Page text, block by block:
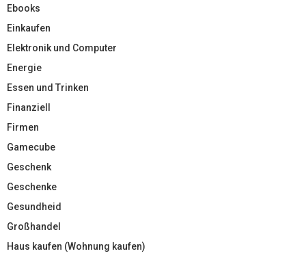
Ebooks
Einkaufen
Elektronik und Computer
Energie
Essen und Trinken
Finanziell
Firmen
Gamecube
Geschenk
Geschenke
Gesundheid
Großhandel
Haus kaufen (Wohnung kaufen)